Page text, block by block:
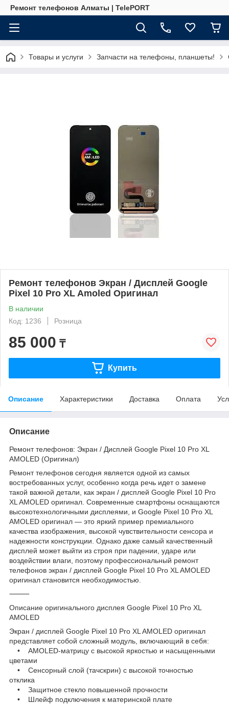
Ремонт телефонов Алматы | TelePORT
Товары и услуги Запчасти на телефоны, планшеты!
Ремонт телефонов Экран / Дисплей Google
Pixel 10 Pro XL Amoled Оригинал
В наличии
Код: 1236
Розница
85 000 ₸
Купить
Описание Характеристики Доставка Оплата
Описание
Ремонт телефонов: Экран / Дисплей Google Pixel 10 Pro XL
AMOLED (Оригинал)
Ремонт телефонов сегодня является одной из самых
востребованных услуг, особенно когда речь идет о замене
такой важной детали, как экран / дисплей Google Pixel 10 Pro
XL AMOLED оригинал. Современные смартфоны оснащаются
высокотехнологичными дисплеями, и Google Pixel 10 Pro XL
AMOLED оригинал — это яркий пример премиального
качества изображения, высокой чувствительности сенсора и
надежности конструкции. Однако даже самый качественный
дисплей может выйти из строя при падении, ударе или
воздействии влаги, поэтому профессиональный ремонт
телефонов экран / дисплей Google Pixel 10 Pro XL AMOLED
оригинал становится необходимостью.
⸻
Описание оригинального дисплея Google Pixel 10 Pro XL
AMOLED
Экран / дисплей Google Pixel 10 Pro XL AMOLED оригинал
представляет собой сложный модуль, включающий в себя:
• AMOLED-матрицу с высокой яркостью и насыщенными
цветами
• Сенсорный слой (тачскрин) с высокой точностью
отклика
• Защитное стекло повышенной прочности
• Шлейф подключения к материнской плате